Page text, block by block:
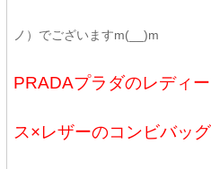
ノ）でございますm(__)m
PRADAプラダのレディ
ス×レザーのコンビバッ